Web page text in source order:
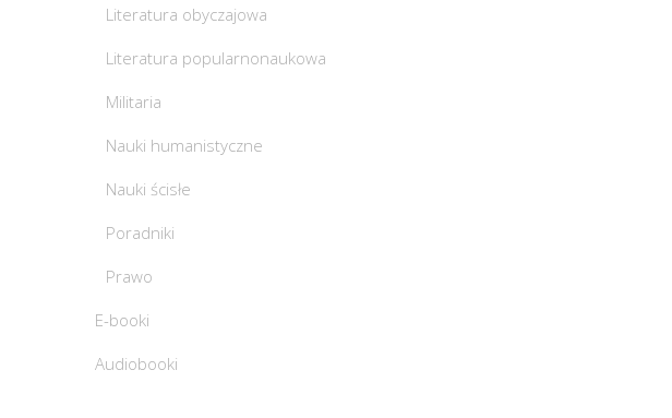
Literatura obyczajowa
Literatura popularnonaukowa
Militaria
Nauki humanistyczne
Nauki ścisłe
Poradniki
Prawo
E-booki
Audiobooki